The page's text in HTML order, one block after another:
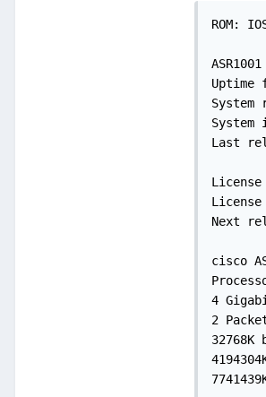
ROM:
System
Last
License
Next
cisco
4
2